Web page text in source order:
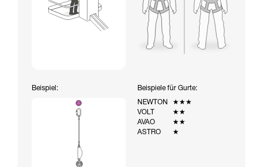
Beispiel:
Beispiele für Gurte:
NEWTON
★★★
VOLT
★★
AVAO
★★
ASTRO
★